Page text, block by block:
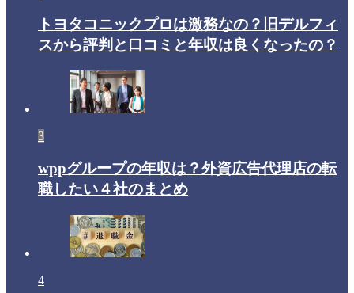
トヨタコニックプロは激務なの？旧デルフィ
スから評判と口コミと年収は良くなったの？
3
wppグループの年収は？外資広告代理店の転
職したい４社のまとめ
4